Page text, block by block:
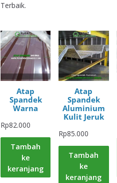
Terbaik.
Atap
Spandek
Warna
Rp82.000
Tambah
ke
keranjang
Atap
Spandek
Aluminium
Kulit Jeruk
Rp85.000
Tambah
ke
keranjang